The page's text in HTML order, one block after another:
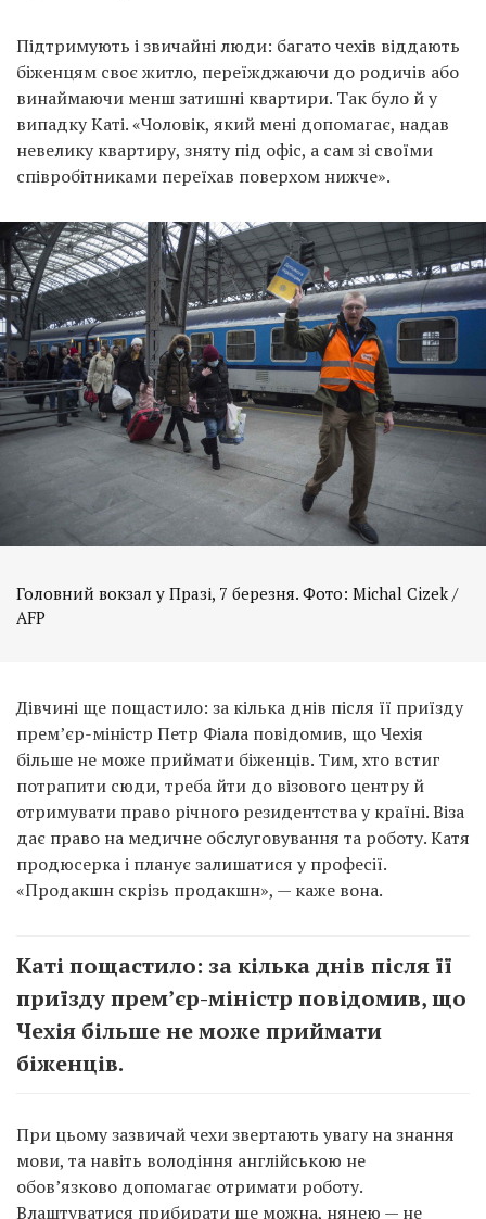
Підтримують і звичайні люди: багато чехів віддають
біженцям своє житло, переїжджаючи до родичів або
винаймаючи менш затишні квартири. Так було й у
випадку Каті. «Чоловік, який мені допомагає, надав
невелику квартиру, зняту під офіс, а сам зі своїми
співробітниками переїхав поверхом нижче».
Головний вокзал у Празі, 7 березня. Фото: Michal Cizek /
AFP
Дівчині ще пощастило: за кілька днів після її приїзду
прем’єр-міністр Петр Фіала повідомив, що Чехія
більше не може приймати біженців. Тим, хто встиг
потрапити сюди, треба йти до візового центру й
отримувати право річного резидентства у країні. Віза
дає право на медичне обслуговування та роботу. Катя
продюсерка і планує залишатися у професії.
«Продакшн скрізь продакшн», — каже вона.
Каті пощастило: за кілька днів після її
приїзду прем’єр-міністр повідомив, що
Чехія більше не може приймати
біженців.
При цьому зазвичай чехи звертають увагу на знання
мови, та навіть володіння англійською не
обов’язково допомагає отримати роботу.
Влаштуватися прибирати ще можна, нянею — не